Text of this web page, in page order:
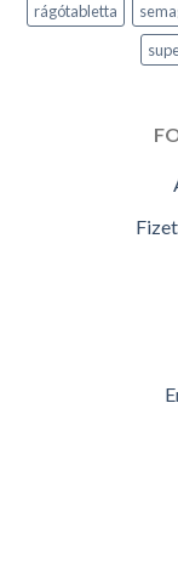
rágótabletta